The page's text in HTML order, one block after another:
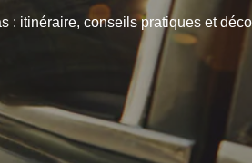
: itinéraire, conseils pratiques et